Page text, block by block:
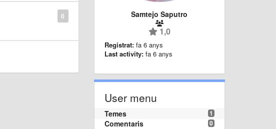
0 Samtejo Saputro
1,0
Registrat: fa 6 anys
Last activity: fa 6 anys
User menu
1
Temes
0
Comentaris